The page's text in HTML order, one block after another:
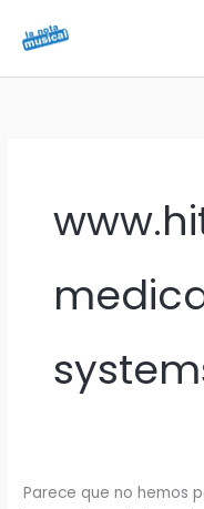
Parece que no hemos